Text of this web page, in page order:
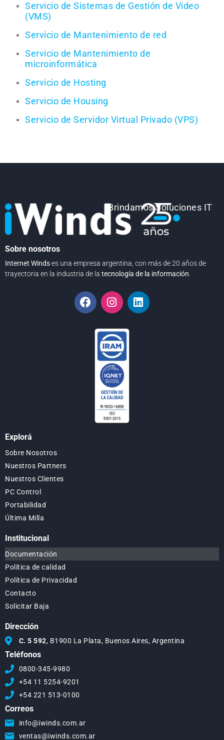
Servicio de Sistemas de Gestión de Video
(VMS)
Servicio de Mantenimiento de red
Servicio de Mantenimiento de
microinformática
Servicio de Hosting
Servicio de Housing
Servicio de Servidor Virtual Privado (VPS)
Brindamos Soluciones IT
Sobre nosotros
Internet Windses una empresa argentina, con más de 20 años de
trayectoria en la industria de la tecnología de la información
Explorá
Sobre Nosotros
Nuestros Partners
Nuestros Clientes
PC Control
Portabilidad
Última Milla
Institucional
Documentación
Política de calidad
Política de Privacidad
Contacto
Solicitar Baja
Dirección
C. 5 592, B1900 La Plata, Buenos Aires, Argentina
Teléfonos
0800-345-9980
+54 11 5254-9201
+54 221 513-0100
Correos
info@iwinds.com.ar
ventas@iwinds.com.ar